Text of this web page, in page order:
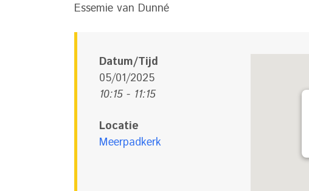
Essemie van Dunné
Datum/Tijd
05/01/2025
10:15 - 11:15
Locatie
Meerpadkerk